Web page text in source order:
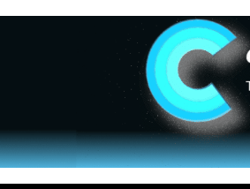
en Venezuela tras finalizar su mis...
fondos para afectados por los terr...